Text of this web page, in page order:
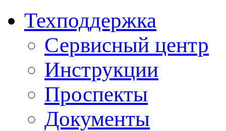
Техподдержка
Сервисный центр
Инструкции
Проспекты
Документы